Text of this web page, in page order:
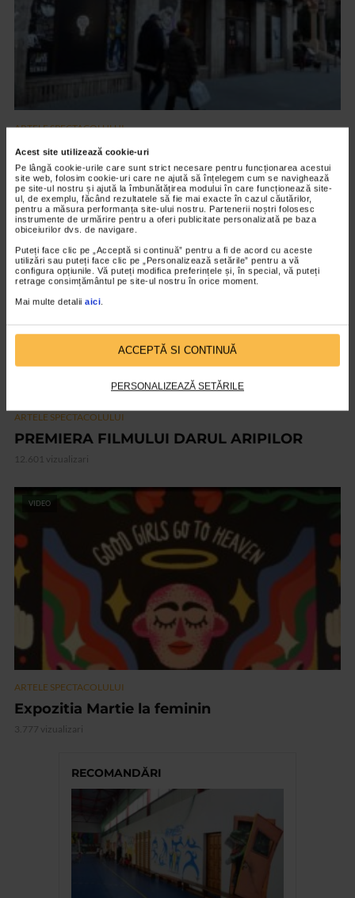
Acest site utilizează cookie-uri
Pe lângă cookie-urile care sunt strict necesare pentru funcționarea acestui
site web, folosim cookie-uri care ne ajută să înțelegem cum se navighează
pe site-ul nostru și ajută la îmbunătățirea modului în care funcționează site-
ul, de exemplu, făcând rezultatele să fie mai exacte în cazul căutărilor,
pentru a măsura performanța site-ului nostru. Partenerii noștri folosesc
instrumente de urmărire pentru a oferi publicitate personalizată pe baza
obiceiurilor dvs. de navigare.
Puteți face clic pe „Acceptă si continuă” pentru a fi de acord cu aceste
utilizări sau puteți face clic pe „Personalizează setările” pentru a vă
configura opțiunile. Vă puteți modifica preferințele și, în special, vă puteți
retrage consimțământul pe site-ul nostru în orice moment.
Mai multe detalii aici.
ACCEPTĂ SI CONTINUĂ
PERSONALIZEAZĂ SETĂRILE
ARTELE SPECTACOLULUI
Ana Stefania Andronic – On the Top of my
Lungs
3.289 vizualizari
VIDEO
ARTELE SPECTACOLULUI
PREMIERA FILMULUI DARUL ARIPILOR
12.601 vizualizari
VIDEO
ARTELE SPECTACOLULUI
Expozitia Martie la feminin
3.777 vizualizari
RECOMANDĂRI